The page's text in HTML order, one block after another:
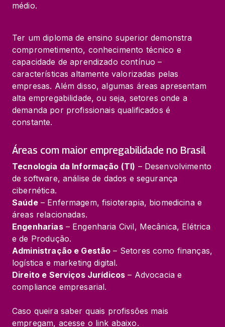
médio.
Ter um diploma de ensino superior demonstra
comprometimento, conhecimento técnico e
capacidade de aprendizado contínuo –
características altamente valorizadas pelas
empresas. Além disso, algumas áreas apresentam
alta empregabilidade, ou seja, setores onde a
demanda por profissionais qualificados é
constante.
Áreas com maior empregabilidade no Brasil
Tecnologia da Informação (TI) – Desenvolvimento
de software, análise de dados e segurança
Saúde – Enfermagem, fisioterapia, biomedicina e
Engenharias – Engenharia Civil, Mecânica, Elétrica
Administração e Gestão – Setores como finanças,
Direito e Serviços Jurídicos – Advocacia e
compliance empresarial.
Caso queira saber quais profissões mais
empregam, acesse o link abaixo.